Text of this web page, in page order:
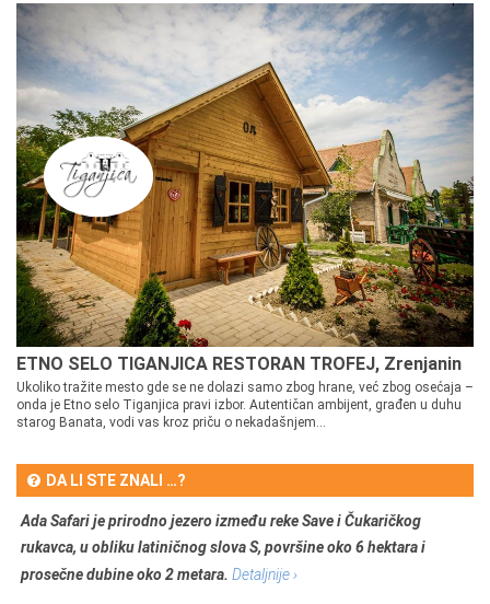
ETNO SELO TIGANJICA RESTORAN TROFEJ, Zrenjanin
Ukoliko tražite mesto gde se ne dolazi samo zbog hrane, već zbog osećaja –
onda je Etno selo Tiganjica pravi izbor. Autentičan ambijent, građen u duhu
starog Banata, vodi vas kroz priču o nekadašnjem...
DA LI STE ZNALI …?
Ada Safari je prirodno jezero između reke Save i Čukaričkog
rukavca, u obliku latiničnog slova S, površine oko 6 hektara i
prosečne dubine oko 2 metara. Detaljnije ›